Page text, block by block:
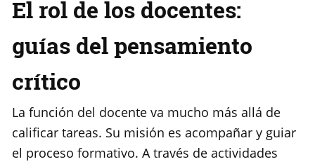
El rol de los docentes:
guías del pensamiento
crítico
La función del docente va mucho más allá de
calificar tareas. Su misión es acompañar y guiar
el proceso formativo. A través de actividades